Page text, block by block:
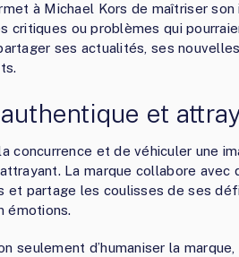
à Michael Kors de maîtriser son
critiques ou problèmes qui
ses actualités, ses
et
concurrence et de véhiculer une
La marque collabore avec
et partage les coulisses de ses
émotions.
seulement d’humaniser la